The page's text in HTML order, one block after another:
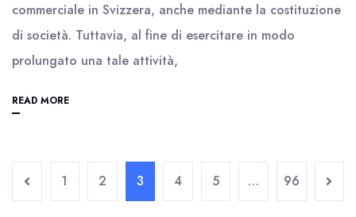
commerciale in Svizzera, anche mediante la costituzione
di società. Tuttavia, al fine di esercitare in modo
prolungato una tale attività,
READ MORE
1 2 3 4 5 … 96